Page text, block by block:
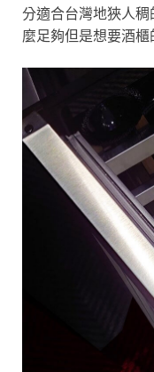
分適合台灣地狹人
麼足夠但是想要酒櫃